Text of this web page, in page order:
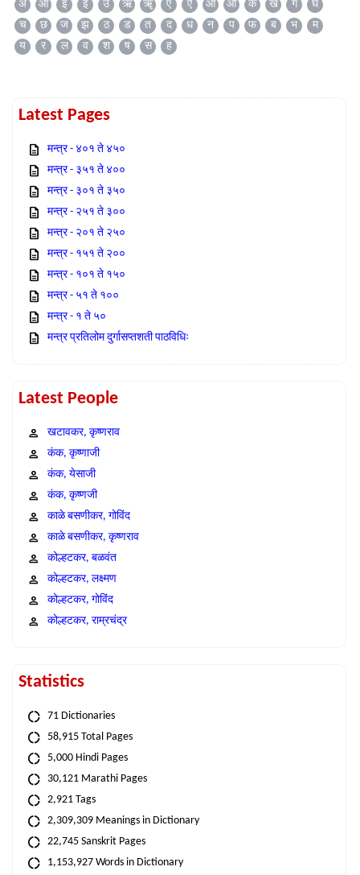
अ
आ इ ई उ ऋ ॠ ए ऐ ओ औ क ख ग
घ
च
छ ज झ ठ ड त द ध न प फ ब भ
म
य
र ल व श ष स ह
Latest Pages
मन्त्र - ४०१ ते ४५०
मन्त्र - ३५१ ते ४००
मन्त्र - ३०१ ते ३५०
मन्त्र - २५१ ते ३००
मन्त्र - २०१ ते २५०
मन्त्र - १५१ ते २००
मन्त्र - १०१ ते १५०
मन्त्र - ५१ ते १००
मन्त्र - १ ते ५०
मन्त्र प्रतिलोम दुर्गासप्तशती पाठविधिः
Latest People
खटावकर, कृष्णराव
कंक, कृष्णाजी
कंक, येसाजी
कंक, कृष्णजी
काळे बसणीकर, गोविंद
काळे बसणीकर, कृष्णराव
कोल्हटकर, बळवंत
कोल्हटकर, लक्ष्मण
कोल्हटकर, गोविंद
कोल्हटकर, राम्रचंद्र
Statistics
71 Dictionaries
58,915 Total Pages
5,000 Hindi Pages
30,121 Marathi Pages
2,921 Tags
2,309,309 Meanings in Dictionary
22,745 Sanskrit Pages
1,153,927 Words in Dictionary